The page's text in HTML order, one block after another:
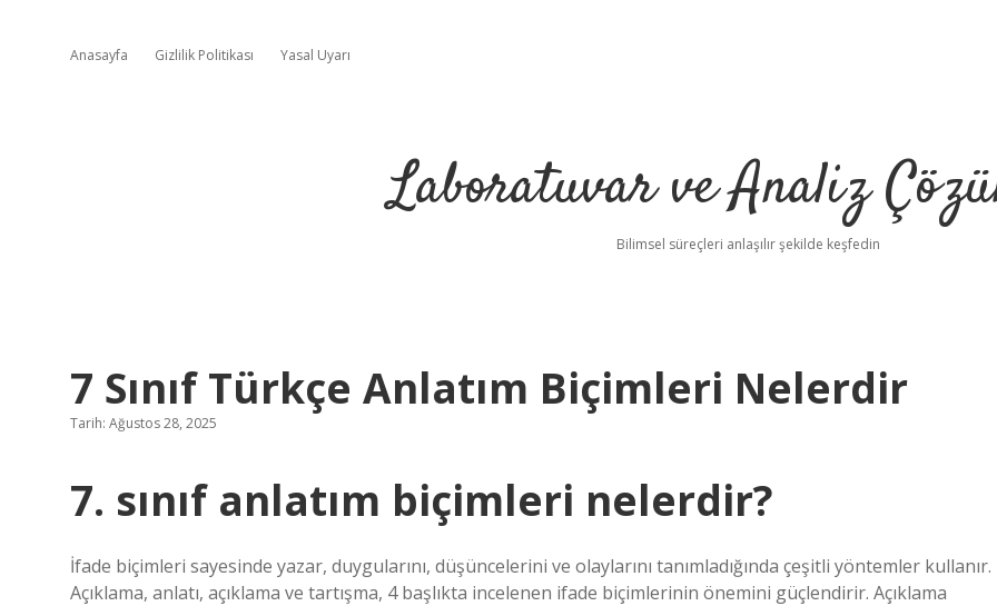
Anasayfa Gizlilik Politikası Yasal Uyarı
Laboratuvar ve Analiz
Bilimsel süreçleri anlaşılır şekilde keşfedin
7 Sınıf Türkçe Anlatım Biçimleri Nelerdir
Tarih: Ağustos 28, 2025
7. sınıf anlatım biçimleri nelerdir?
İfade biçimleri sayesinde yazar, duygularını, düşüncelerini ve olaylarını tanımladığında çeşitli yöntemler kullanır.
Açıklama, anlatı, açıklama ve tartışma, 4 başlıkta incelenen ifade biçimlerinin önemini güçlendirir. Açıklama